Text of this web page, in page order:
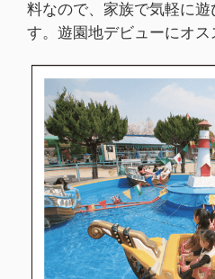
料なので、家族で気軽に遊
す。遊園地デビューにオス